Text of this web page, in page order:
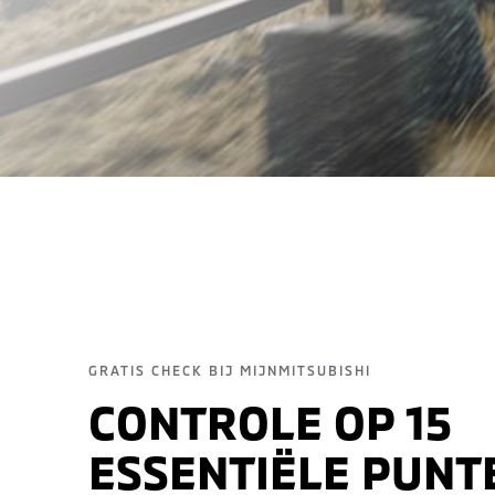
GRATIS CHECK BIJ MIJNMITSUBISHI
CONTROLE OP 15
ESSENTIËLE